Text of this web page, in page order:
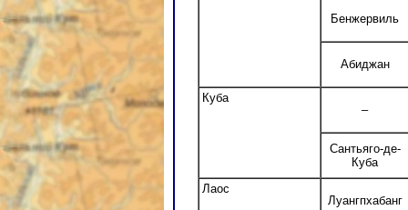
Бенжервиль
Абиджан
Куба
–
Сантьяго-де-
Куба
Лаос
Луангпхабанг